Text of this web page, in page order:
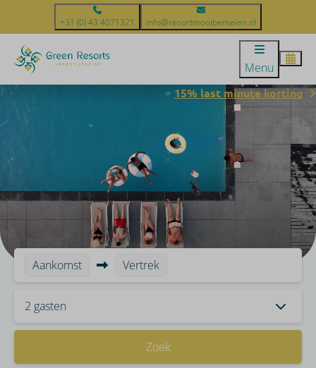
+31 (0) 43 4071321 info@resortmooibemelen.nl
Menu
15% last minute korting
Aankomst Vertrek
2 gasten
Zoek